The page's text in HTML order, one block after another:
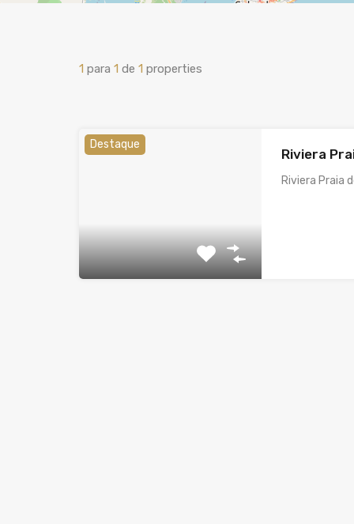
1 para 1 de 1 properties
Destaque
Riviera
Riviera Praia